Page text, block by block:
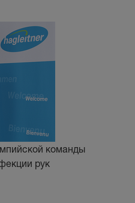
команды
рук